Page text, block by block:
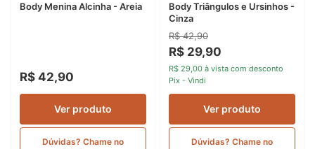
Body Menina Alcinha - Areia
R$ 42,90
Ver produto
Dúvidas? Chame no
Body Triângulos e Ursinhos -
Cinza
R$ 42,90
R$ 29,90
R$ 29,00 à vista com desconto
Pix - Vindi
Ver produto
Dúvidas? Chame no